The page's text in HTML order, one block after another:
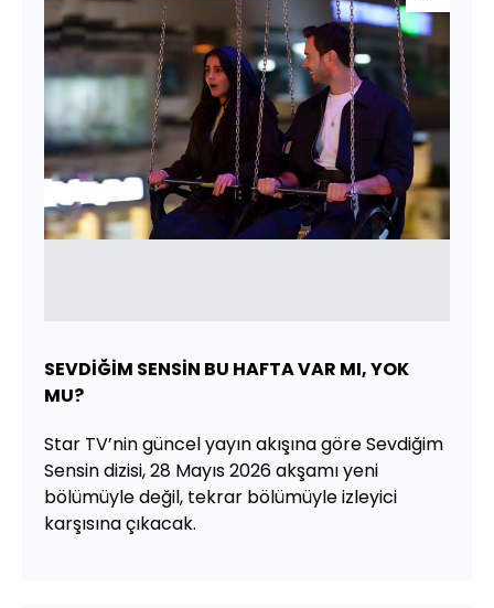
SEVDİĞİM SENSİN BU HAFTA VAR MI, YOK
MU?
Star TV’nin güncel yayın akışına göre Sevdiğim
Sensin dizisi, 28 Mayıs 2026 akşamı yeni
bölümüyle değil, tekrar bölümüyle izleyici
karşısına çıkacak.